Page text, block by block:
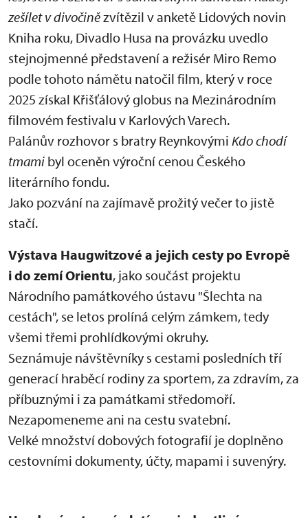
zešílet v divočinězvítězil v anketě Lidových novin
Kniha roku, Divadlo Husa na provázku uvedlo
stejnojmenné představení a režisér Miro Remo
podle tohoto námětu natočil film, který v roce
2025 získal Křišťálový globus na Mezinárodním
filmovém festivalu v Karlových Varech.
Palánův rozhovor s bratry Reynkovými Kdo chodí
tmami byl oceněn výroční cenou Českého
literárního fondu.
Jako pozvání na zajímavě prožitý večer to jistě
stačí.
Výstava Haugwitzové a jejich cesty po Evropě
i do zemí Orientu, jako součást projektu
Národního památkového ústavu "Šlechta na
cestách", se letos prolíná celým zámkem, tedy
všemi třemi prohlídkovými okruhy.
Seznámuje návštěvníky s cestami posledních tří
generací hraběcí rodiny za sportem, za zdravím, za
příbuznými i za památkami středomoří.
Nezapomeneme ani na cestu svatební.
Velké množství dobových fotografií je doplněno
cestovními dokumenty, účty, mapami i suvenýry.